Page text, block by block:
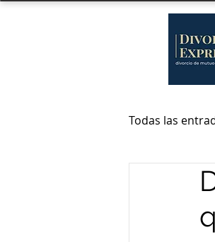
Todas las